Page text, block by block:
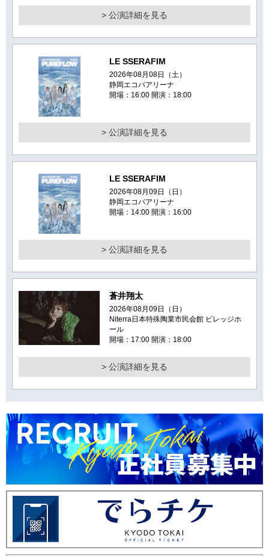
> 公演詳細を見る
LE SSERAFIM
2026年08月08日（土）
静岡エコパアリーナ
開場：16:00 開演：18:00
> 公演詳細を見る
LE SSERAFIM
2026年08月09日（日）
静岡エコパアリーナ
開場：14:00 開演：16:00
> 公演詳細を見る
蒼井翔太
2026年08月09日（日）
Niterra日本特殊陶業市民会館 ビレッジホ
ール
開場：17:00 開演：18:00
> 公演詳細を見る